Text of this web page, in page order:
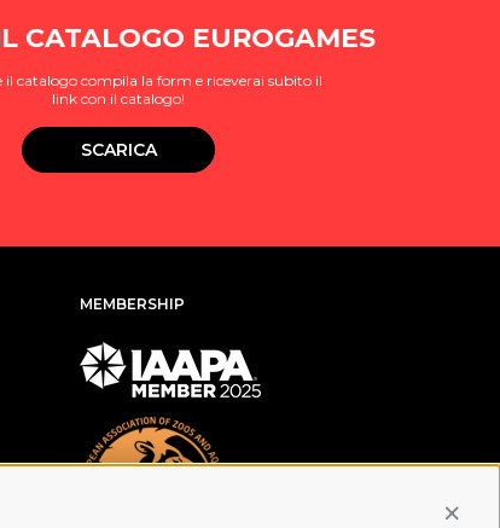
CATALOGO EUROGAMES
il catalogo compila la form e riceverai subito il
link con il catalogo!
SCARICA
MEMBERSHIP